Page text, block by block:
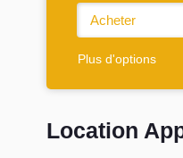
Acheter
Plus d'options
Location